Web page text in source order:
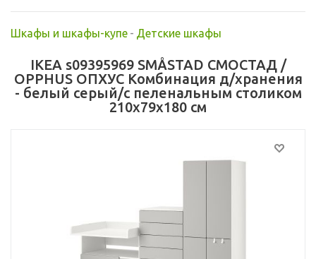
Шкафы и шкафы-купе - Детские шкафы
IKEA s09395969 SMÅSTAD СМОСТАД /
OPPHUS ОПХУС Комбинация д/хранения
- белый серый/с пеленальным столиком
210x79x180 см